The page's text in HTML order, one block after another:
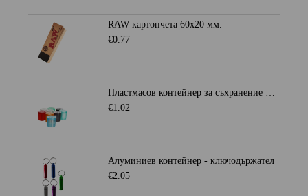
RAW картончета 60x20 мм.
€0.77
€1.02
Алуминиев контейнер - ключодържател
€2.05